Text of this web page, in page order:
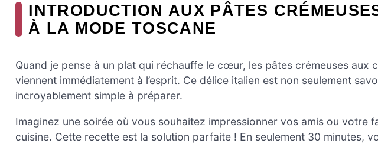
INTRODUCTION AUX PÂTES
À LA MODE TOSCANE
Quand je pense à un plat qui réchauffe le cœur, les pâtes crémeuses aux
viennent immédiatement à l’esprit. Ce délice italien est non seulement
incroyablement simple à préparer.
Imaginez une soirée où vous souhaitez impressionner vos amis ou votre
cuisine. Cette recette est la solution parfaite ! En seulement 30 minutes,